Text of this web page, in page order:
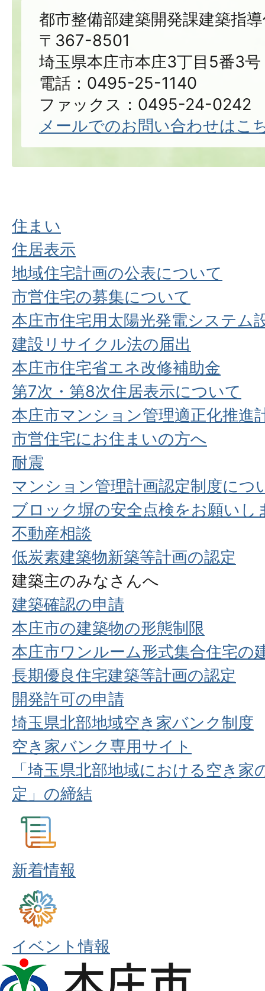
都市整備部建築開発課建築指
〒367-8501
埼玉県本庄市本庄3丁目5番3号
電話：0495-25-1140
ファックス：0495-24-0242
メールでのお問い合わせはこ
住まい
住居表示
地域住宅計画の公表について
市営住宅の募集について
本庄市住宅用太陽光発電システム
建設リサイクル法の届出
本庄市住宅省エネ改修補助金
第7次・第8次住居表示について
本庄市マンション管理適正化推進
市営住宅にお住まいの方へ
耐震
マンション管理計画認定制度につ
ブロック塀の安全点検をお願いし
不動産相談
低炭素建築物新築等計画の認定
建築主のみなさんへ
建築確認の申請
本庄市の建築物の形態制限
本庄市ワンルーム形式集合住宅の
長期優良住宅建築等計画の認定
開発許可の申請
埼玉県北部地域空き家バンク制度
空き家バンク専用サイト
「埼玉県北部地域における空き
定」の締結
新着情報
イベント情報
本